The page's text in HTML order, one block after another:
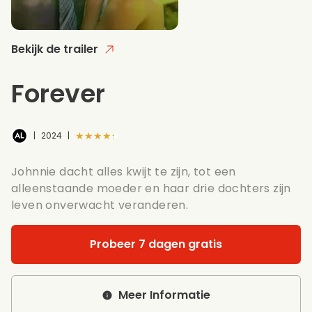
Bekijk de trailer
Forever
| 2024 | ★★★★★
Johnnie dacht alles kwijt te zijn, tot een
alleenstaande moeder en haar drie dochters zijn
leven onverwacht veranderen.
Probeer 7 dagen gratis
Meer Informatie